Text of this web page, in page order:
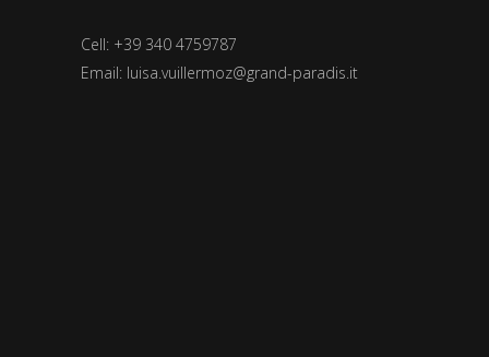
Cell: +39 340 4759787
Email: luisa.vuillermoz@grand-paradis.it